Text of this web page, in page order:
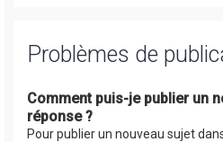
Problèmes de
Comment puis-je publier un
réponse ?
Pour publier un nouveau sujet